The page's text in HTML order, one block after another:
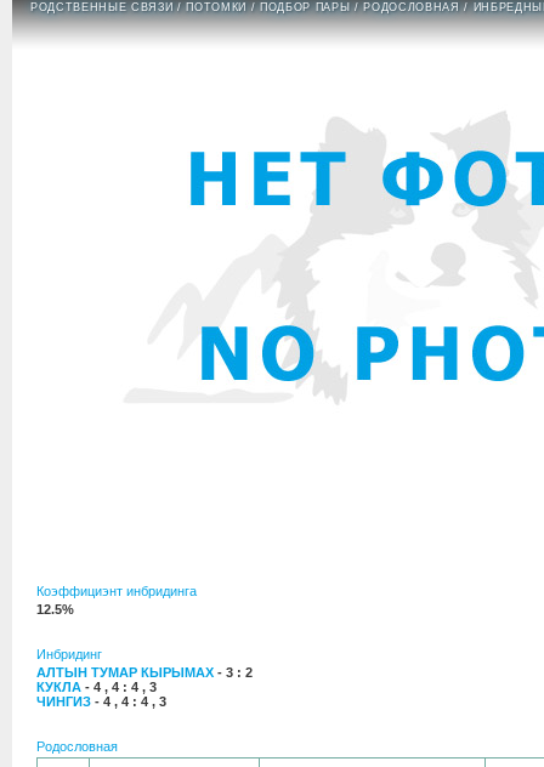
РОДСТВЕННЫЕ СВЯЗИ /ПОТОМКИ /ПОДБОР ПАРЫ /РОДОСЛОВНАЯ /
Коэффициэнт инбридинга
12.5%
Инбридинг
АЛТЫН ТУМАР КЫРЫМАХ - 3 : 2
КУКЛА - 4 , 4 : 4 , 3
ЧИНГИЗ - 4 , 4 : 4 , 3
Родословная